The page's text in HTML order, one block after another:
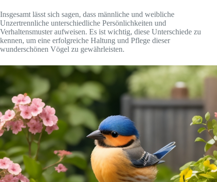
Insgesamt lässt sich sagen, dass männliche und weibliche
Unzertrennliche unterschiedliche Persönlichkeiten und
Verhaltensmuster aufweisen. Es ist wichtig, diese Unterschiede zu
kennen, um eine erfolgreiche Haltung und Pflege dieser
wunderschönen Vögel zu gewährleisten.